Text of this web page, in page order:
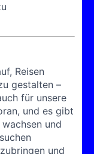
Reisen
gestalten –
für unsere
und es gibt
und
und